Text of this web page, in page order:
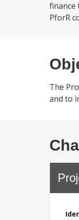
finance
PforR
The
and to